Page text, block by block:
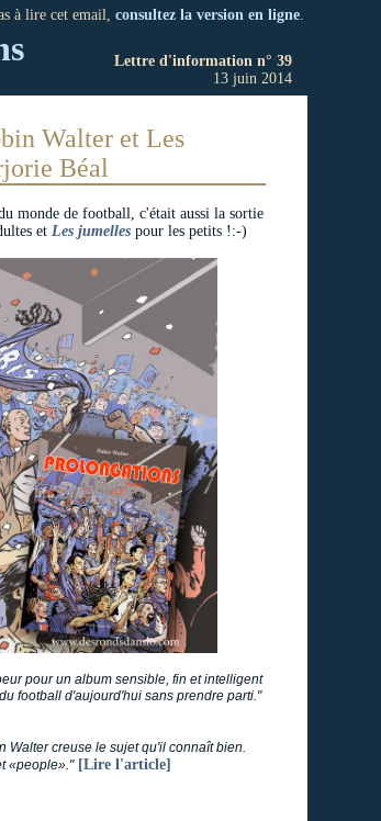
à lire cet email, consultez la version en ligne.
Lettre d'information n° 39
13 juin 2014
Walter et Les
Béal
monde de football, c'était aussi la sortie
et Les jumelles pour les petits !:-)
pour un album sensible, fin et intelligent
football d'aujourd'hui sans prendre parti."
Walter creuse le sujet qu'il connaît bien.
«people»." [Lire l'article]